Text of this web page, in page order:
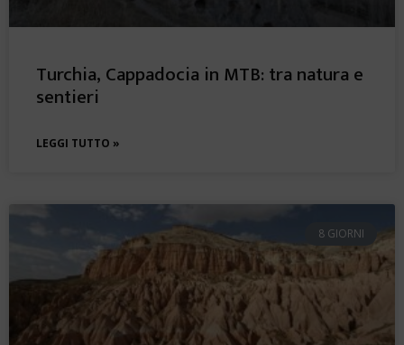
Turchia, Cappadocia in MTB: tra natura e
sentieri
LEGGI TUTTO »
8 GIORNI